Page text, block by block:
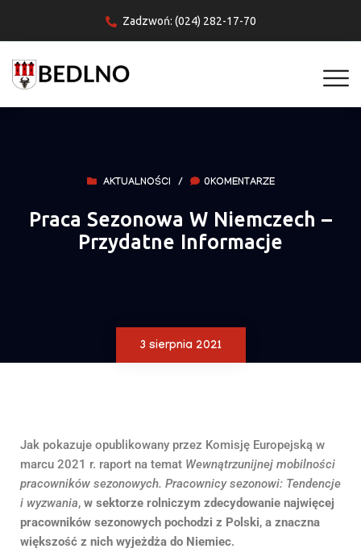
Zadzwoń: (024) 282-17-70
AKTUALNOŚCI / 0KOMENTARZE
Praca Sezonowa W Niemczech –
Przydatne Informacje
3 sierpnia 2021
Jak pokazuje opublikowany przez Komisję Europejską w
marcu 2021 r. raport na temat Wewnątrzunijnej mobilności
pracowników sezonowych. Pracownicy sezonowi: Tendencje
i wyzwania, w sektorze rolniczym zdecydowanie najwięcej
pracowników sezonowych pochodzi z Polski, a znaczna
większość z nich wyjeżdża do Niemiec.